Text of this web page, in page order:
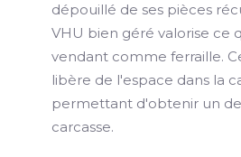
dépouillé de ses pièces
VHU bien géré valorise ce
vendant comme ferraille.
libère de l'espace dans la
permettant d'obtenir un
carcasse.